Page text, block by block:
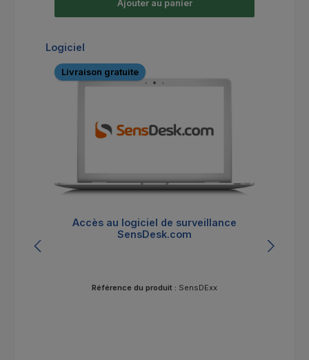
Ajouter au panier
Ignorer la galerie de produits
Logiciel
Livraison gratuite
Accès au logiciel de surveillance
SensDesk.com
Référence du produit : SensDExx